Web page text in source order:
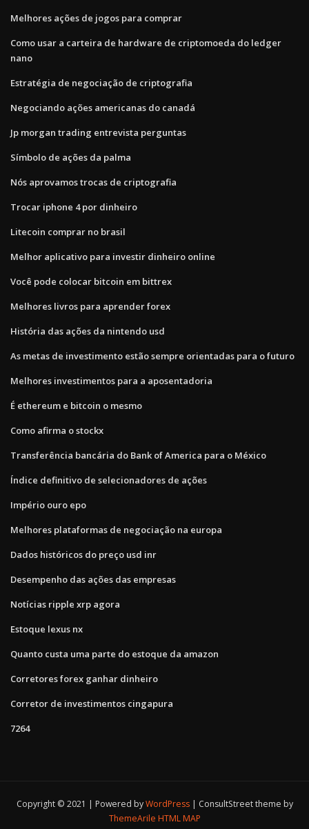
Melhores ações de jogos para comprar
Como usar a carteira de hardware de criptomoeda do ledger
nano
Estratégia de negociação de criptografia
Negociando ações americanas do canadá
Jp morgan trading entrevista perguntas
Símbolo de ações da palma
Nós aprovamos trocas de criptografia
Trocar iphone 4 por dinheiro
Litecoin comprar no brasil
Melhor aplicativo para investir dinheiro online
Você pode colocar bitcoin em bittrex
Melhores livros para aprender forex
História das ações da nintendo usd
As metas de investimento estão sempre orientadas para o futuro
Melhores investimentos para a aposentadoria
É ethereum e bitcoin o mesmo
Como afirma o stockx
Transferência bancária do Bank of America para o México
Índice definitivo de selecionadores de ações
Império ouro epo
Melhores plataformas de negociação na europa
Dados históricos do preço usd inr
Desempenho das ações das empresas
Notícias ripple xrp agora
Estoque lexus nx
Quanto custa uma parte do estoque da amazon
Corretores forex ganhar dinheiro
Corretor de investimentos cingapura
7264
Copyright © 2021 | Powered byWordPress
ConsultStreet theme by
ThemeArile HTML MAP